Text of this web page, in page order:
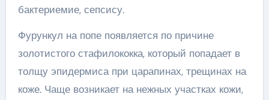
бактериемие, сепсису.
Фурункул на попе появляется по причине
золотистого стафилококка, который попадает в
толщу эпидермиса при царапинах, трещинах на
коже. Чаще возникает на нежных участках кожи,